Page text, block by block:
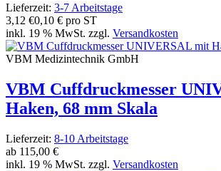
Lieferzeit: 3-7 Arbeitstage
3,12 €0,10 € pro ST
inkl. 19 % MwSt. zzgl. Versandkosten
VBM Medizintechnik GmbH
VBM Cuffdruckmesser
Haken, 68 mm Skala
Lieferzeit: 8-10 Arbeitstage
ab 115,00 €
inkl. 19 % MwSt. zzgl. Versandkosten